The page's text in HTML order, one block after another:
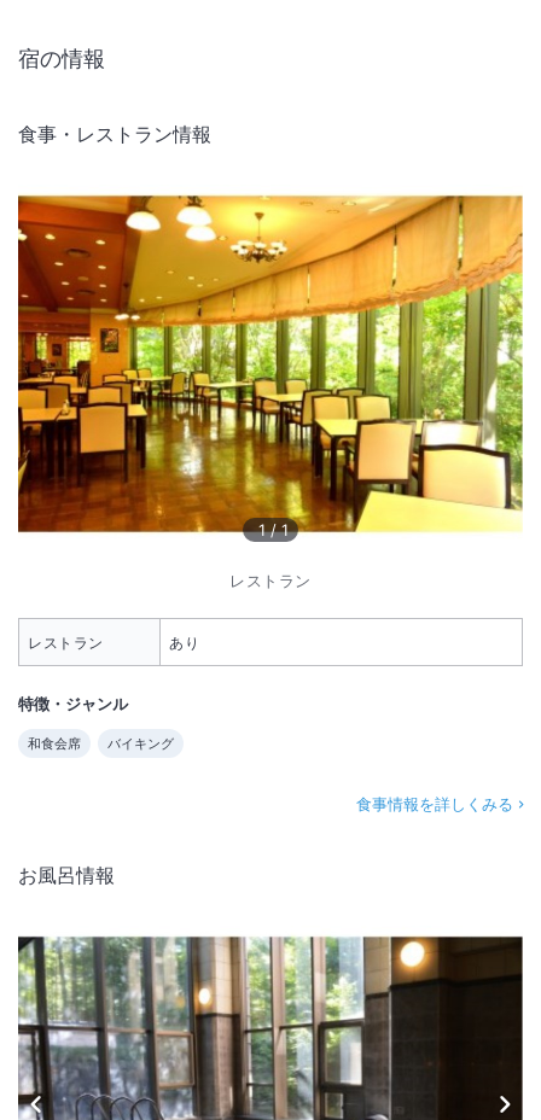
宿の情報
食事・レストラン情報
1 /1
レストラン
レストラン あり
特徴・ジャンル
和食会席 バイキング
食事情報を詳しくみる
お風呂情報